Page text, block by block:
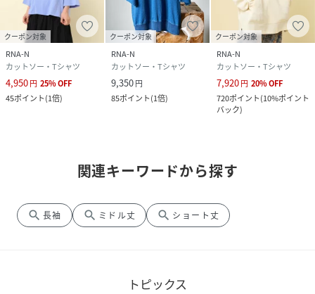
クーポン対象
RNA-N
カットソー・Tシャツ
4,950円 25%OFF
45ポイント(1倍)
クーポン対象
RNA-N
カットソー・Tシャツ
9,350円
85ポイント(1倍)
クーポン対象
RNA-N
カットソー・Tシャツ
7,920円 20%OFF
720ポイント(10%ポイント
バック)
関連キーワードから探す
search 長袖 search ミドル丈 search ショート丈
トピックス